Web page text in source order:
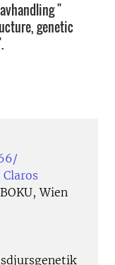
"
genetic
Wien